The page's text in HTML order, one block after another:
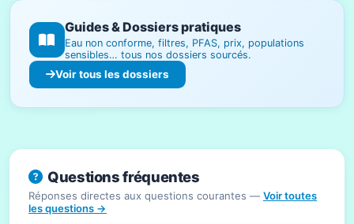
Guides & Dossiers pratiques
Eau non conforme, filtres, PFAS, prix, populations
sensibles… tous nos dossiers sourcés.
Voir tous les dossiers
Questions fréquentes
Réponses directes aux questions courantes — Voir toutes
les questions →